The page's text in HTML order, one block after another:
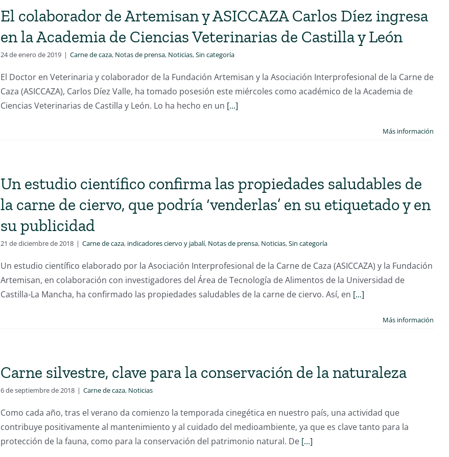
El colaborador de Artemisan y ASICCAZA Carlos Díez ingresa
en la Academia de Ciencias Veterinarias de Castilla y León
24 de enero de 2019 | Carne de caza, Notas de prensa, Noticias,Sin categoría
El Doctor en Veterinaria y colaborador de la Fundación Artemisan y la Asociación Interprofesional de la Carne de
Caza (ASICCAZA), Carlos Díez Valle, ha tomado posesión este miércoles como académico de la Academia de
Ciencias Veterinarias de Castilla y León. Lo ha hecho en un [...]
Más información
Un estudio científico confirma las propiedades saludables de
la carne de ciervo, que podría ‘venderlas’ en su etiquetado y en
su publicidad
21 de diciembre de 2018 | Carne de caza, indicadores ciervo y jabalí, Notas de prensa, Noticias,Sin categoría
Un estudio científico elaborado por la Asociación Interprofesional de la Carne de Caza (ASICCAZA) y la Fundación
Artemisan, en colaboración con investigadores del Área de Tecnología de Alimentos de la Universidad de
Castilla-La Mancha, ha confirmado las propiedades saludables de la carne de ciervo. Así, en [...]
Más información
Carne silvestre, clave para la conservación de la naturaleza
6 de septiembre de 2018 | Carne de caza, Noticias
Como cada año, tras el verano da comienzo la temporada cinegética en nuestro país, una actividad que
contribuye positivamente al mantenimiento y al cuidado del medioambiente, ya que es clave tanto para la
protección de la fauna, como para la conservación del patrimonio natural. De [...]